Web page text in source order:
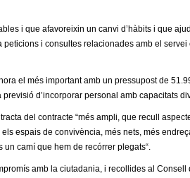
i que afavoreixin un canvi d’hàbits i que
i consultes relacionades amb el
el més important amb un pressupost de
d’incorporar personal amb capacitats
del contracte “més ampli, que recull
espais de convivència, més nets, més
un camí que hem de recórrer plegats“.
amb la ciutadania, i recollides al